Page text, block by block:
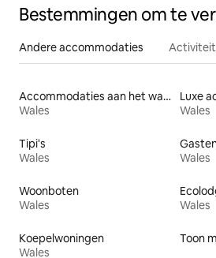
Bestemmingen om te
Andere accommodaties
Accommodaties aan het water
Wales
Luxe
Wales
Tipi's
Wales
Wales
Woonboten
Wales
Wales
Koepelwoningen
Wales
Toon